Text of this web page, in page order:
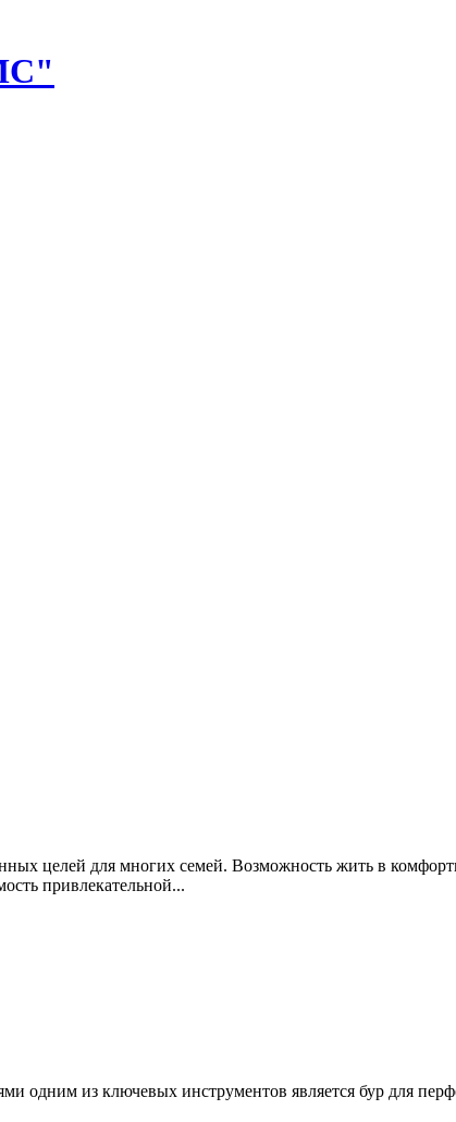
целей для многих семей. Возможность жить в
привлекательной...
одним из ключевых инструментов является бур для